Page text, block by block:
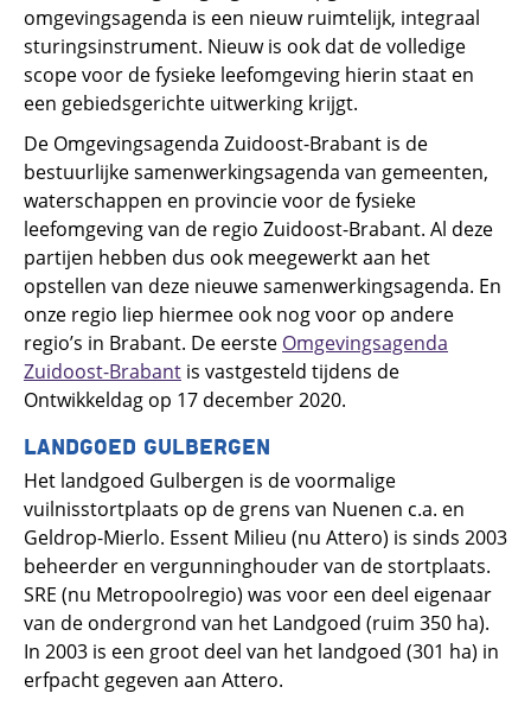
omgevingsagenda is een nieuw ruimtelijk, integraal
sturingsinstrument. Nieuw is ook dat de volledige
scope voor de fysieke leefomgeving hierin staat en
een gebiedsgerichte uitwerking krijgt.
De Omgevingsagenda Zuidoost-Brabant is de
bestuurlijke samenwerkingsagenda van gemeenten,
waterschappen en provincie voor de fysieke
leefomgeving van de regio Zuidoost-Brabant. Al deze
partijen hebben dus ook meegewerkt aan het
opstellen van deze nieuwe samenwerkingsagenda. En
onze regio liep hiermee ook nog voor op andere
regio’s in Brabant. De eerste Omgevingsagenda
Zuidoost-Brabant is vastgesteld tijdens de
Ontwikkeldag op 17 december 2020.
LANDGOED GULBERGEN
Het landgoed Gulbergen is de voormalige
vuilnisstortplaats op de grens van Nuenen c.a. en
Geldrop-Mierlo. Essent Milieu (nu Attero) is sinds 2003
beheerder en vergunninghouder van de stortplaats.
SRE (nu Metropoolregio) was voor een deel eigenaar
van de ondergrond van het Landgoed (ruim 350 ha).
In 2003 is een groot deel van het landgoed (301 ha) in
erfpacht gegeven aan Attero.